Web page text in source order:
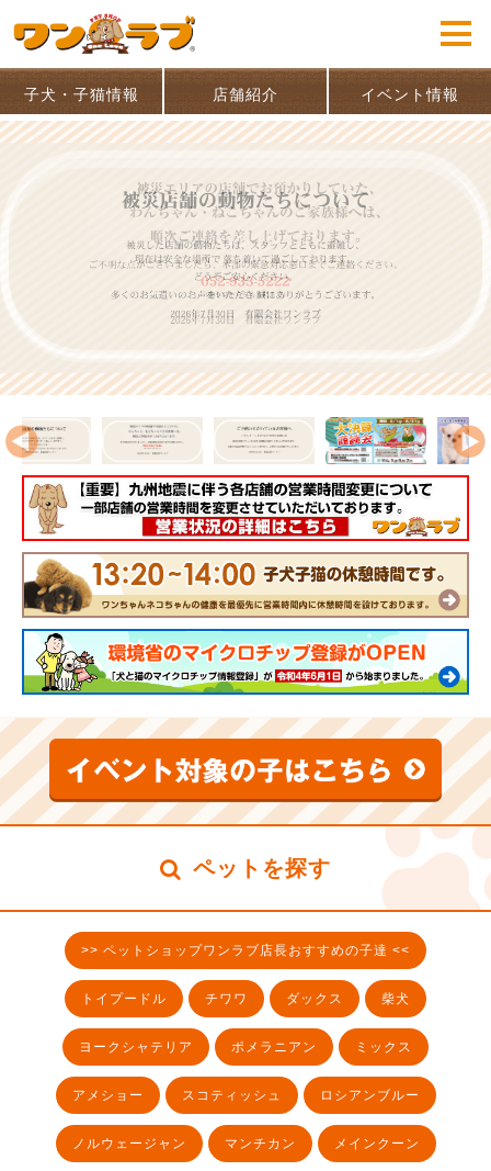
子犬・子猫情報 店舗紹介 イベント情報
ペットを探す
>> ペットショップワンラブ店長おすすめの子達 <<
トイプードル チワワ ダックス 柴犬
ヨークシャテリア ポメラニアン ミックス
アメショー スコティッシュ ロシアンブルー
ノルウェージャン マンチカン メインクーン